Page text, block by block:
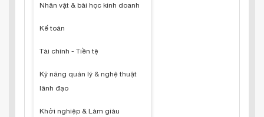
Nhân vật & bài học kinh doanh
Kế toán
Tài chính - Tiền tệ
Kỹ năng quản lý & nghệ thuật
lãnh đạo
Khởi nghiệp & Làm giàu